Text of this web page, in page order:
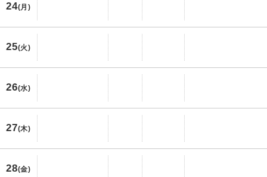
24(月)
25(火)
26(水)
27(木)
28(金)